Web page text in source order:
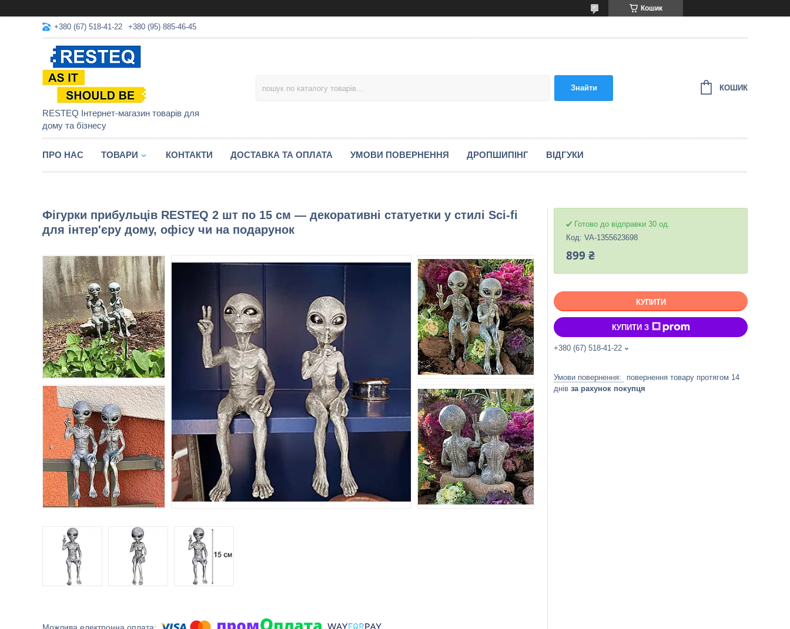
Кошик
+380 (67) 518-41-22 +380 (95) 885-46-45
RESTEQ Інтернет-магазин товарів для
дому та бізнесу
Знайти КОШИК
ПРО НАС ТОВАРИ КОНТАКТИ ДОСТАВКА ТА ОПЛАТА УМОВИ ПОВЕРНЕННЯ ДРОПШИПІНГ ВІДГУКИ
Фігурки прибульців RESTEQ 2 шт по 15 см — декоративні статуетки у стилі Sci-fi
для інтер'єру дому, офісу чи на подарунок
Готово до відправки 30 од.
Код: VA-1355623698
899 ₴
КУПИТИ
КУПИТИ З
+380 (67) 518-41-22
повернення товару протягом 14
днів за рахунок покупця